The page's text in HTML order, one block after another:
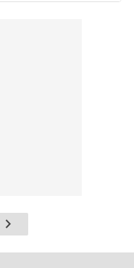
Pagina
successiva